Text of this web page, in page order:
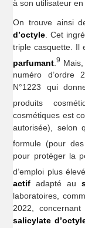
à son utilisateur
On trouve ainsi
d’octyle . Cet
triple casquette. Il
parfumant .9
numéro d’ordre
N°1223 qui
produits
cosmétiques est
autorisée), selon
formule (pour
pour protéger la
d’emploi plus
actif adapté au
laboratoires,
2022,
salicylate